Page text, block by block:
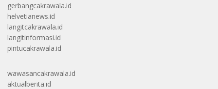
gerbangcakrawala.id
helvetianews.id
langitcakrawala.id
langitinformasi.id
pintucakrawala.id
wawasancakrawala.id
aktualberita.id